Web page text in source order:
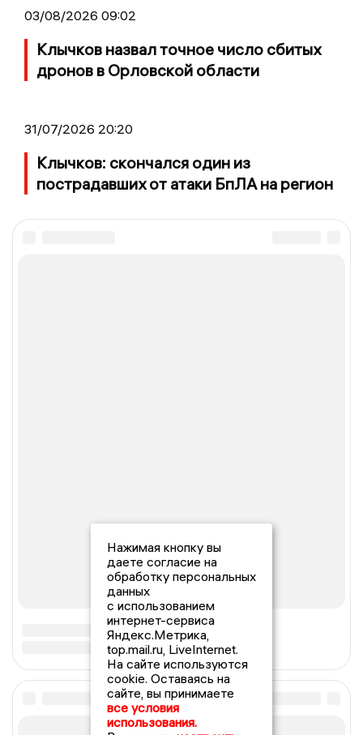
03/08/2026 09:02
Клычков назвал точное число сбитых
дронов в Орловской области
31/07/2026 20:20
Клычков: скончался один из
пострадавших от атаки БпЛА на регион
Нажимая кнопку вы
даете согласие на
обработку персональных
данных
с использованием
интернет-сервиса
Яндекс.Метрика,
top.mail.ru, LiveInternet.
На сайте используются
cookie. Оставаясь на
сайте, вы принимаете
все условия
использования.